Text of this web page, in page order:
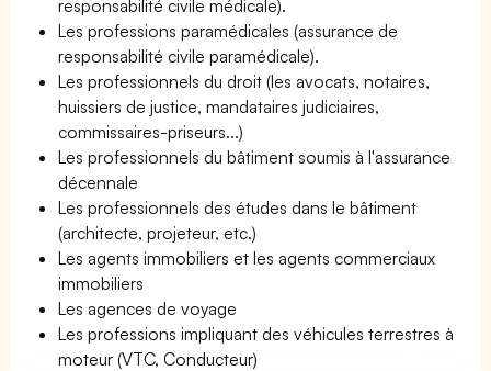
responsabilité civile médicale).
Les professions paramédicales (assurance de
responsabilité civile paramédicale).
Les professionnels du droit (les avocats, notaires,
huissiers de justice, mandataires judiciaires,
commissaires-priseurs...)
Les professionnels du bâtiment soumis à l'assurance
décennale
Les professionnels des études dans le bâtiment
(architecte, projeteur, etc.)
Les agents immobiliers et les agents commerciaux
immobiliers
Les agences de voyage
Les professions impliquant des véhicules terrestres à
moteur (VTC, Conducteur)